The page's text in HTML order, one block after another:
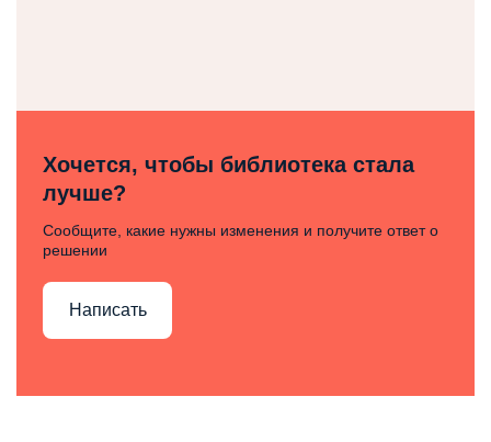
Хочется, чтобы библиотека стала
лучше?
Сообщите, какие нужны изменения и получите ответ о
решении
Написать